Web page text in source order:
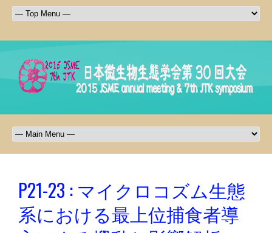
P21-23 : マイクロコズム生態
系における最上位捕食者導